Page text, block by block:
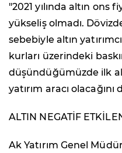
"2021 yılında altın ons
yükseliş olmadı.
sebebiyle altın
kurları üzerindeki
düşündüğümüzde ilk
yatırım aracı
ALTIN NEGATİF
Ak Yatırım Genel